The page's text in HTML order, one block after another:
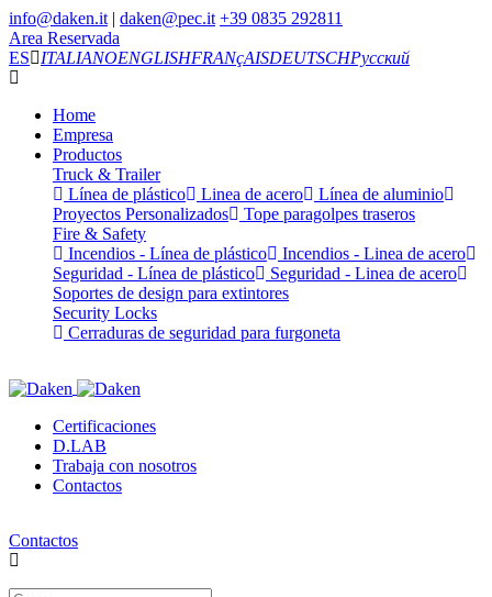
info@daken.it | daken@pec.it +39 0835 292811
Area Reservada
ES
ITALIANOENGLISHFRANçAISDEUTSCHРусский
Home
Empresa
Productos
Truck & Trailer
Línea de plástico
Linea de acero
Línea de aluminio
Proyectos Personalizados
Tope paragolpes traseros
Fire & Safety
Incendios - Línea de plástico
Incendios - Linea de acero
Seguridad - Línea de plástico
Seguridad - Linea de acero
Soportes de design para extintores
Security Locks
Cerraduras de seguridad para furgoneta
Certificaciones
D.LAB
Trabaja con nosotros
Contactos
Contactos